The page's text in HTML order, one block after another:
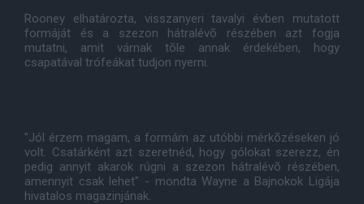
Rooney elhatározta, visszanyeri tavalyi évben mutatott
formáját és a szezon hátralévõ részében azt fogja
mutatni, amit várnak tõle annak érdekében, hogy
csapatával trófeákat tudjon nyerni.
"Jól érzem magam, a formám az utóbbi mérkõzéseken jó
volt. Csatárként azt szeretnéd, hogy gólokat szerezz, én
pedig annyit akarok rúgni a szezon hátralévõ részében,
amennyit csak lehet" - mondta Wayne a Bajnokok Ligája
hivatalos magazinjának.